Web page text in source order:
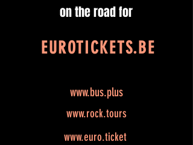
on the road for
EUROTICKETS.BE
www.bus.plus
www.rock.tours
www.euro.ticket